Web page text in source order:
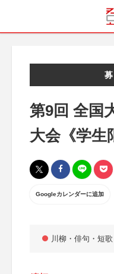
第9回 全国
大会《学生
Googleカレンダーに追加
川柳・俳句・短歌